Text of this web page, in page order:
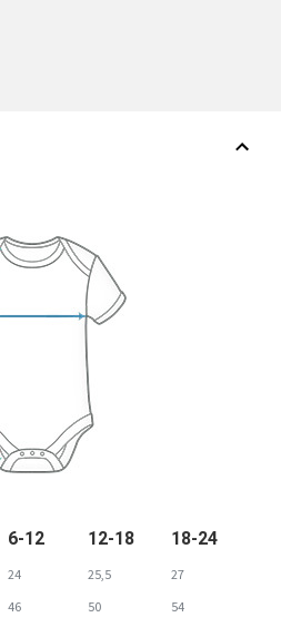
6-12 12-18 18-24
24 25,5
27
46 50 54